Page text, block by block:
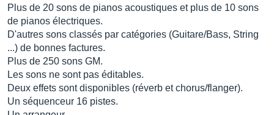
Plus de 20 sons de pianos acoustiques et plus de 10 sons
de pianos électriques.
D'autres sons classés par catégories (Guitare/Bass, String
...) de bonnes factures.
Plus de 250 sons GM.
Les sons ne sont pas éditables.
Deux effets sont disponibles (réverb et chorus/flanger).
Un séquenceur 16 pistes.